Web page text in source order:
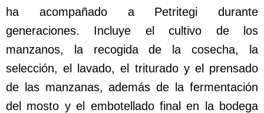
ha acompañado a Petritegi durante
generaciones. Incluye el cultivo de los
manzanos, la recogida de la cosecha, la
selección, el lavado, el triturado y el prensado
de las manzanas, además de la fermentación
del mosto y el embotellado final en la bodega